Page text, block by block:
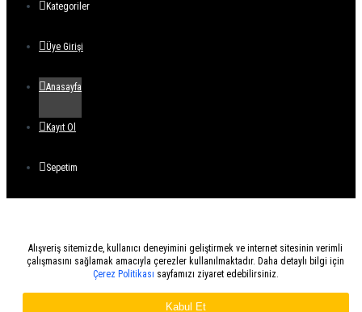
Kategoriler
Üye Girişi
Anasayfa
Kayıt Ol
Sepetim
Alışveriş sitemizde, kullanıcı deneyimini geliştirmek ve internet sitesinin verimli
çalışmasını sağlamak amacıyla çerezler kullanılmaktadır. Daha detaylı bilgi için
Çerez Politikası sayfamızı ziyaret edebilirsiniz.
Kabul Et